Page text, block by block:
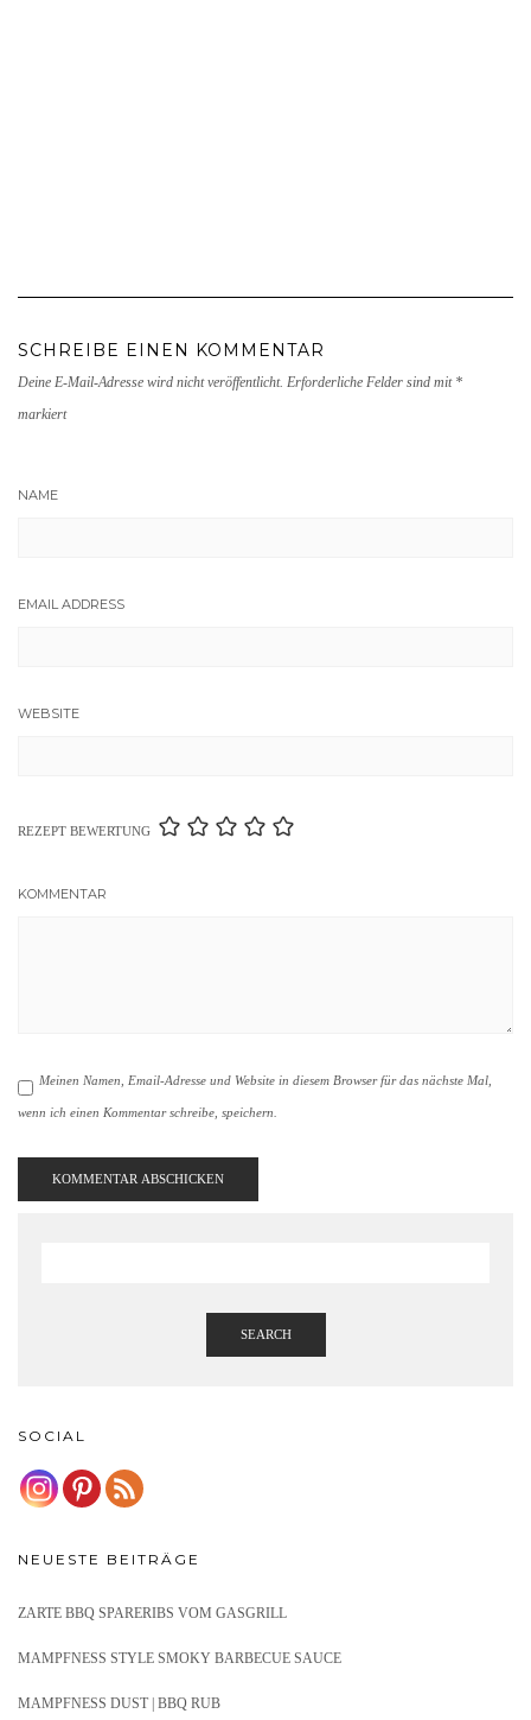
SCHREIBE EINEN KOMMENTAR
Deine E-Mail-Adresse wird nicht veröffentlicht. Erforderliche Felder sind mit *
markiert
NAME
EMAIL ADDRESS
WEBSITE
REZEPT BEWERTUNG
KOMMENTAR
Meinen Namen, Email-Adresse und Website in diesem Browser für das nächste Mal,
wenn ich einen Kommentar schreibe, speichern.
SEARCH
SOCIAL
NEUESTE BEITRÄGE
ZARTE BBQ SPARERIBS VOM GASGRILL
MAMPFNESS STYLE SMOKY BARBECUE SAUCE
MAMPFNESS DUST | BBQ RUB